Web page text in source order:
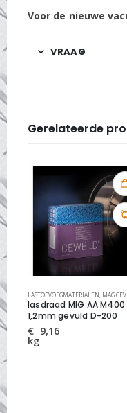
Voor de nieuwe
VRAAG
Gerelateerde
LASTOEVOEGMATERIALEN MAG GEVULDE
lasdraad MIG AA M400
1,2mm gevuld D-200
€ 9,16
kg